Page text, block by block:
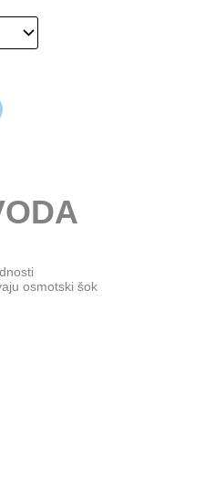
od
814.00рсд
osmotski šok